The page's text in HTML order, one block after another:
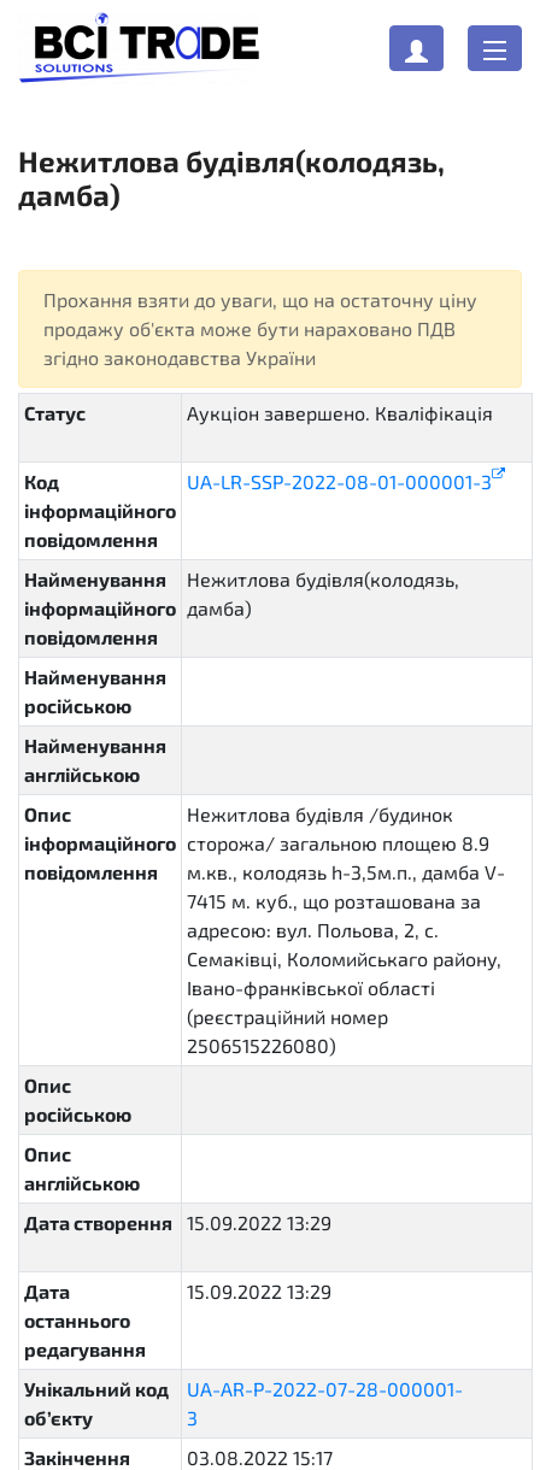
Нежитлова будівля(колодязь,
дамба)
Прохання взяти до уваги, що на остаточну ціну
продажу об'єкта може бути нараховано ПДВ
згідно законодавства України
Статус
Аукціон завершено. Кваліфікація
Код
інформаційного
повідомлення
UA-LR-SSP-2022-08-01-000001-3
Найменування
інформаційного
повідомлення
Нежитлова будівля(колодязь,
дамба)
Найменування
російською
Найменування
англійською
Опис
інформаційного
повідомлення
Нежитлова будівля /будинок
сторожа/ загальною площею 8.9
м.кв., колодязь h-3,5м.п., дамба V-
7415 м. куб., що розташована за
адресою: вул. Польова, 2, с.
Семаківці, Коломийськаго району,
Івано-франківської області
(реєстраційний номер
2506515226080)
Опис
російською
Опис
англійською
Дата створення
15.09.2022 13:29
Дата
останнього
редагування
15.09.2022 13:29
Унікальний код
об’єкту
UA-AR-P-2022-07-28-000001-
3
Закінчення
03.08.2022 15:17